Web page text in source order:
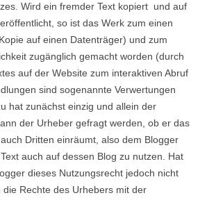
Wird ein fremder Text kopiert und auf
so ist das Werk zum einen
auf einen Datenträger) und zum
zugänglich gemacht worden (durch
auf der Website zum interaktiven Abruf
sind sogenannte Verwertungen
hat zunächst einzig und allein der
der Urheber gefragt werden, ob er das
Dritten einräumt, also dem Blogger
auch auf dessen Blog zu nutzen. Hat
dieses Nutzungsrecht jedoch nicht
Rechte des Urhebers mit der